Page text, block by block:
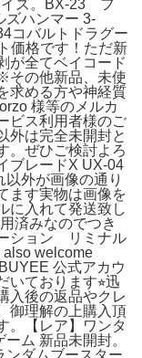
イズ。BX-23 フ
ズハンマー 3-
コバルトドラグー
価格です！ただ新
が全てベイコード
その他新品、未使
求める方や神経質
様等のメルカ
ビス利用者様のご
外は完全未開封と
。ぜひご検討よろ
ブレードX UX-04
外が画像の通り
ます実物は画像を
に入れて発送致し
済みなのでつき
ション リミナル
also welcome
公式アカウ
いております⭐︎迅
入後の返品やクレ
御理解の上購入頂
。【レア】ワンタ
ム 新品未開封。
ンダムブースター